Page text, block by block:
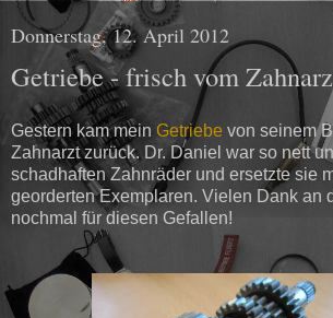
Donnerstag, 12. April 2012
Getriebe - frisch vom
Gestern kam mein Getriebe von seinem
Zahnarzt zurück. Dr. Daniel war so nett
schadhaften Zahnräder und ersetzte sie
georderten Exemplaren. Vielen Dank an
nochmal für diesen Gefallen!